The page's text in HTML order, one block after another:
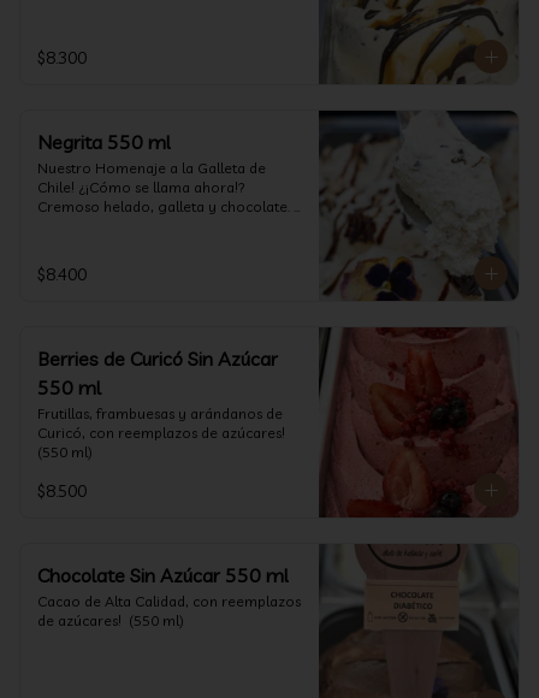
$8.300
Negrita 550 ml
Nuestro Homenaje a la Galleta de
Chile! ¿¡Cómo se llama ahora!?
Cremoso helado, galleta y chocolate.
$8.400
Berries de Curicó Sin Azúcar
550 ml
Frutillas, frambuesas y arándanos de
Curicó, con reemplazos de azúcares!
(550 ml)
$8.500
Chocolate Sin Azúcar 550 ml
Cacao de Alta Calidad, con reemplazos
de azúcares!  (550 ml)